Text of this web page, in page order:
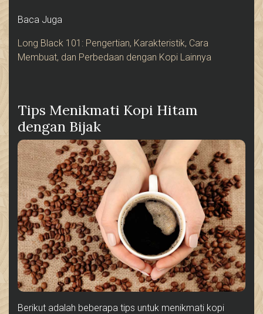
Baca Juga
Long Black 101: Pengertian, Karakteristik, Cara
Membuat, dan Perbedaan dengan Kopi Lainnya
Tips Menikmati Kopi Hitam
dengan Bijak
Berikut adalah beberapa tips untuk menikmati kopi